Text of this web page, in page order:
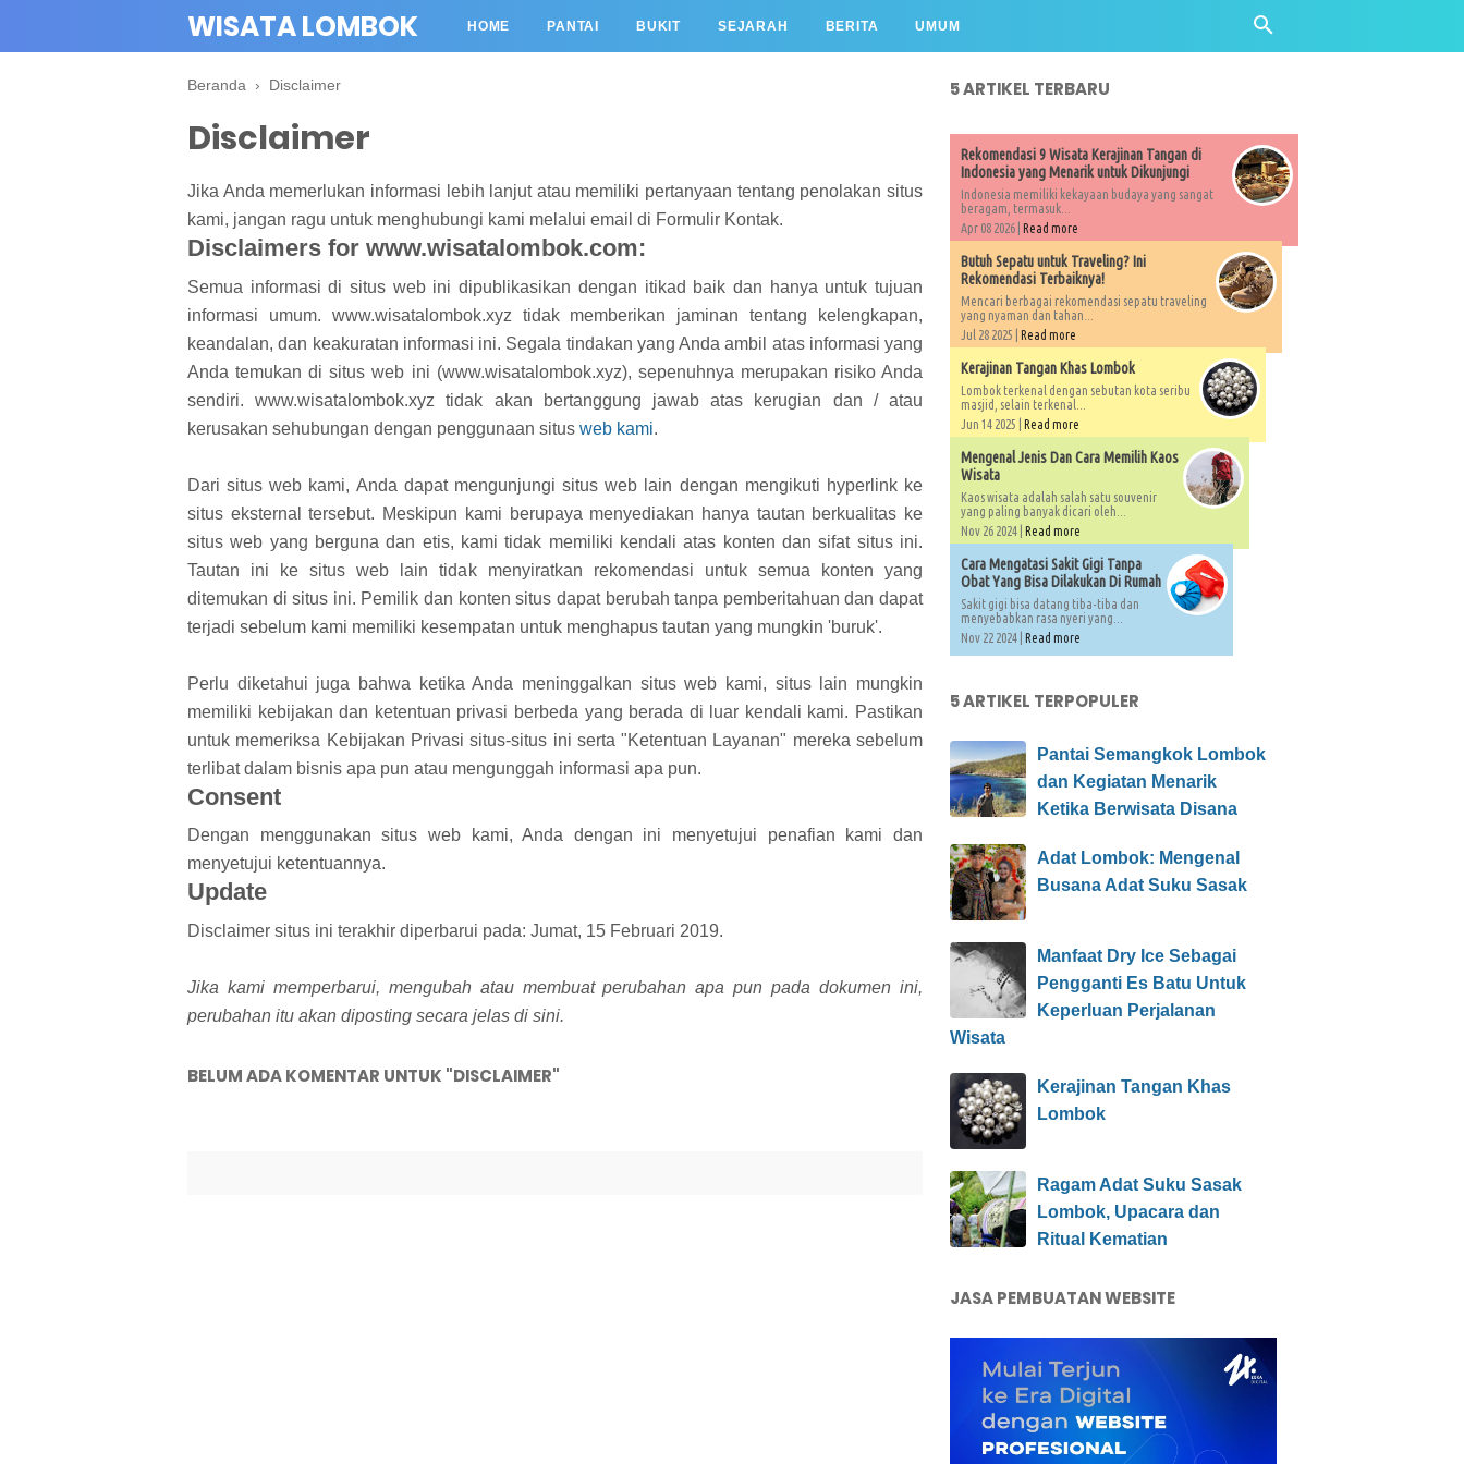
WISATA LOMBOK HOME PANTAI BUKIT SEJARAH BERITA UMUM
Beranda › Disclaimer
Disclaimer
Jika Anda memerlukan informasi lebih lanjut atau memiliki pertanyaan tentang penolakan situs
kami, jangan ragu untuk menghubungi kami melalui email di Formulir Kontak.
Disclaimers for www.wisatalombok.com:
Semua informasi di situs web ini dipublikasikan dengan itikad baik dan hanya untuk tujuan
informasi umum. www.wisatalombok.xyz tidak memberikan jaminan tentang kelengkapan,
keandalan, dan keakuratan informasi ini. Segala tindakan yang Anda ambil atas informasi yang
Anda temukan di situs web ini (www.wisatalombok.xyz), sepenuhnya merupakan risiko Anda
sendiri. www.wisatalombok.xyz tidak akan bertanggung jawab atas kerugian dan / atau
kerusakan sehubungan dengan penggunaan situs web kami.
Dari situs web kami, Anda dapat mengunjungi situs web lain dengan mengikuti hyperlink ke
situs eksternal tersebut. Meskipun kami berupaya menyediakan hanya tautan berkualitas ke
situs web yang berguna dan etis, kami tidak memiliki kendali atas konten dan sifat situs ini.
Tautan ini ke situs web lain tidak menyiratkan rekomendasi untuk semua konten yang
ditemukan di situs ini. Pemilik dan konten situs dapat berubah tanpa pemberitahuan dan dapat
terjadi sebelum kami memiliki kesempatan untuk menghapus tautan yang mungkin 'buruk'.
Perlu diketahui juga bahwa ketika Anda meninggalkan situs web kami, situs lain mungkin
memiliki kebijakan dan ketentuan privasi berbeda yang berada di luar kendali kami. Pastikan
untuk memeriksa Kebijakan Privasi situs-situs ini serta "Ketentuan Layanan" mereka sebelum
terlibat dalam bisnis apa pun atau mengunggah informasi apa pun.
Consent
Dengan menggunakan situs web kami, Anda dengan ini menyetujui penafian kami dan
menyetujui ketentuannya.
Update
Disclaimer situs ini terakhir diperbarui pada: Jumat, 15 Februari 2019.
Jika kami memperbarui, mengubah atau membuat perubahan apa pun pada dokumen ini,
perubahan itu akan diposting secara jelas di sini.
BELUM ADA KOMENTAR UNTUK "DISCLAIMER"
5 ARTIKEL TERBARU
Rekomendasi 9 Wisata Kerajinan Tangan di
Indonesia yang Menarik untuk Dikunjungi
Indonesia memiliki kekayaan budaya yang sangat
beragam, termasuk...
Apr 08 2026 | Read more
Butuh Sepatu untuk Traveling? Ini
Rekomendasi Terbaiknya!
Mencari berbagai rekomendasi sepatu traveling
yang nyaman dan tahan...
Jul 28 2025 | Read more
Kerajinan Tangan Khas Lombok
Lombok terkenal dengan sebutan kota seribu
masjid, selain terkenal...
Jun 14 2025 | Read more
Mengenal Jenis Dan Cara Memilih Kaos
Wisata
Kaos wisata adalah salah satu souvenir
yang paling banyak dicari oleh...
Nov 26 2024 | Read more
Cara Mengatasi Sakit Gigi Tanpa
Obat Yang Bisa Dilakukan Di Rumah
Sakit gigi bisa datang tiba-tiba dan
menyebabkan rasa nyeri yang...
Nov 22 2024 | Read more
5 ARTIKEL TERPOPULER
Pantai Semangkok Lombok
dan Kegiatan Menarik
Ketika Berwisata Disana
Adat Lombok: Mengenal
Busana Adat Suku Sasak
Manfaat Dry Ice Sebagai
Pengganti Es Batu Untuk
Keperluan Perjalanan
Wisata
Kerajinan Tangan Khas
Lombok
Ragam Adat Suku Sasak
Lombok, Upacara dan
Ritual Kematian
JASA PEMBUATAN WEBSITE